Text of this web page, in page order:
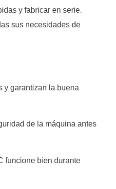
y fabricar en serie.
sus necesidades de
y garantizan la buena
de la máquina antes
funcione bien durante